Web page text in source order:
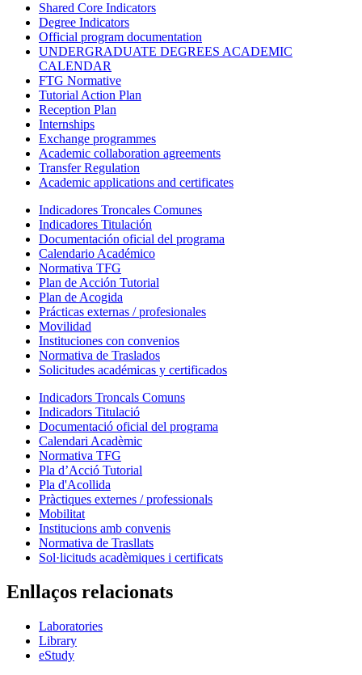
Shared Core Indicators
Degree Indicators
Official program documentation
UNDERGRADUATE DEGREES ACADEMIC
CALENDAR
FTG Normative
Tutorial Action Plan
Reception Plan
Internships
Exchange programmes
Academic collaboration agreements
Transfer Regulation
Academic applications and certificates
Indicadores Troncales Comunes
Indicadores Titulación
Documentación oficial del programa
Calendario Académico
Normativa TFG
Plan de Acción Tutorial
Plan de Acogida
Prácticas externas / profesionales
Movilidad
Instituciones con convenios
Normativa de Traslados
Solicitudes académicas y certificados
Indicadors Troncals Comuns
Indicadors Titulació
Documentació oficial del programa
Calendari Acadèmic
Normativa TFG
Pla d’Acció Tutorial
Pla d'Acollida
Pràctiques externes / professionals
Mobilitat
Institucions amb convenis
Normativa de Trasllats
Sol·licituds acadèmiques i certificats
Enllaços relacionats
Laboratories
Library
eStudy